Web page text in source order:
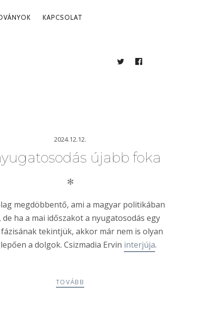
KAPCSOLAT
TWITTERFACEBOOK
2024.12.12.
újabb foka
✻
megdöbbentő, ami a magyar politikában
de ha a mai időszakot a nyugatosodás egy
tekintjük, akkor már nem is olyan
a dolgok. Csizmadia Ervin interjúja.
TOVÁBB